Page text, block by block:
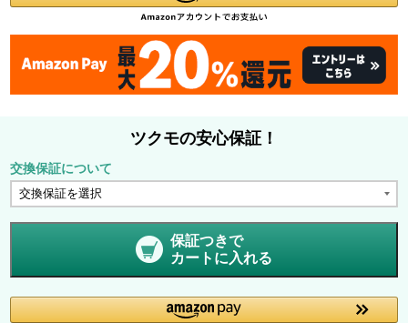
ツクモの安心保証！
交換保証について
保証つきで
カートに入れる